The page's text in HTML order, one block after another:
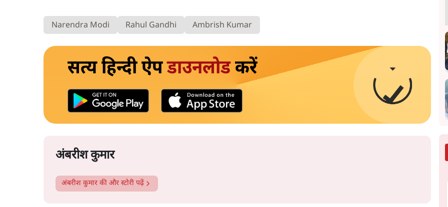
Narendra Modi Rahul Gandhi Ambrish Kumar
सत्य हिन्दी ऐपडाउनलोडकरें
अंबरीश कुमार
अंबरीश कुमार की और स्टोरी पढ़ें